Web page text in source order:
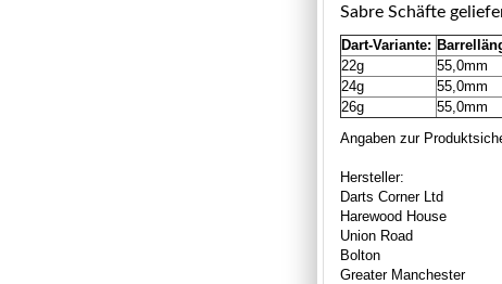
Sabre Schäfte
Dart-Variante:
22g
55,0mm
24g
55,0mm
26g
55,0mm
Angaben zur
Hersteller:
Darts Corner Ltd
Harewood House
Union Road
Bolton
Greater Manchester